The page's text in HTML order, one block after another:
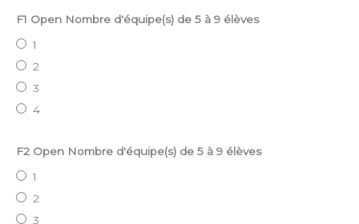
F1 Open Nombre d'équipe(s) de 5 à 9 élèves
1
2
3
4
F2 Open Nombre d'équipe(s) de 5 à 9 élèves
1
2
3